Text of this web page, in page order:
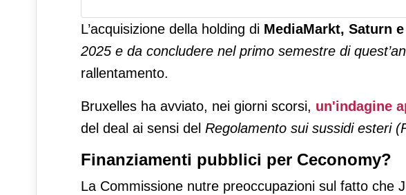
L’acquisizione della holding di MediaMarkt, Saturn
2025 e da concludere nel primo semestre di
rallentamento.
Bruxelles ha avviato, nei giorni scorsi, un'indagine
del deal ai sensi del Regolamento sui sussidi esteri
Finanziamenti pubblici per Ceconomy?
La Commissione nutre preoccupazioni sul fatto che